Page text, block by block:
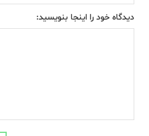
دیدگاه خود را اینجا بنویسید: